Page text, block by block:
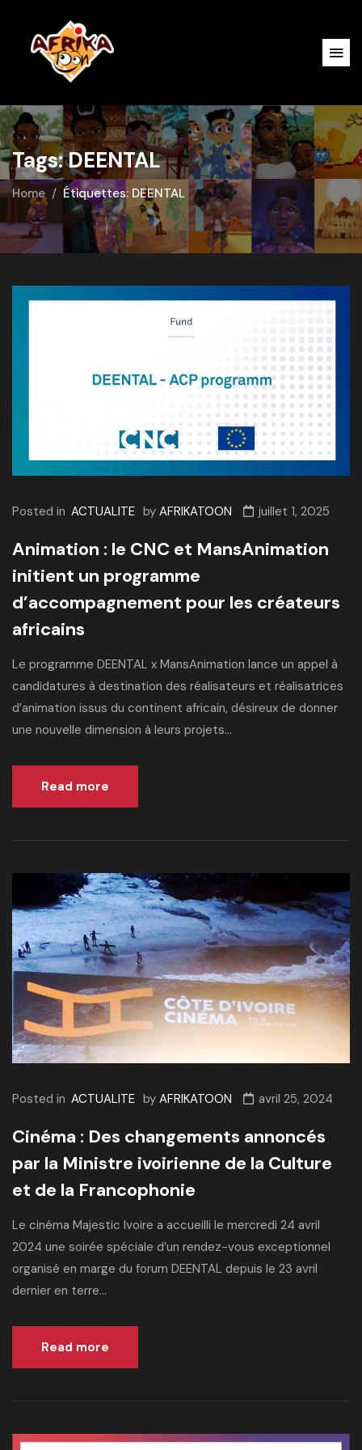
Tags: DEENTAL
Home Étiquettes: DEENTAL
Posted in ACTUALITE by AFRIKATOON juillet 1, 2025
Animation : le CNC et MansAnimation
initient un programme
d’accompagnement pour les créateurs
africains
Le programme DEENTAL x MansAnimation lance un appel à
candidatures à destination des réalisateurs et réalisatrices
d’animation issus du continent africain, désireux de donner
une nouvelle dimension à leurs projets...
Read more
Posted in ACTUALITE by AFRIKATOON avril 25, 2024
Cinéma : Des changements annoncés
par la Ministre ivoirienne de la Culture
et de la Francophonie
Le cinéma Majestic Ivoire a accueilli le mercredi 24 avril
2024 une soirée spéciale d’un rendez-vous exceptionnel
organisé en marge du forum DEENTAL depuis le 23 avril
dernier en terre...
Read more